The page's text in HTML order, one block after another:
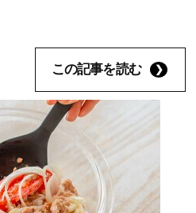
この記事を読む